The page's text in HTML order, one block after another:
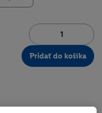
Pridať do košíka